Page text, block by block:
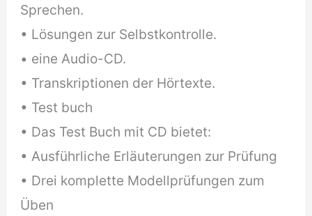
Sprechen.
• Lösungen zur Selbstkontrolle.
• eine Audio-CD.
• Transkriptionen der Hörtexte.
• Test buch
• Das Test Buch mit CD bietet:
• Ausführliche Erläuterungen zur Prüfung
• Drei komplette Modellprüfungen zum
Üben